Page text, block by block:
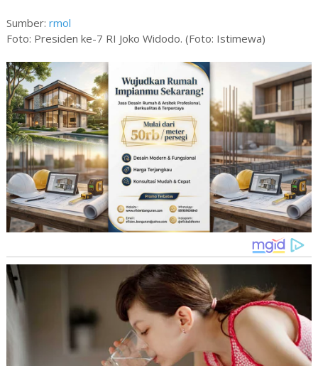
Sumber: rmol
Foto: Presiden ke-7 RI Joko Widodo. (Foto: Istimewa)